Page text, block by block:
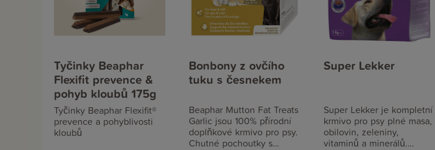
Tyčinky Beaphar
Flexifit prevence &
pohyb kloubů 175g
Tyčinky Beaphar Flexifit®
prevence a pohyblivosti
kloubů
Bonbony z ovčího
tuku s česnekem
Beaphar Mutton Fat Treats
Garlic jsou 100% přírodní
doplňkové krmivo pro psy.
Chutné pochoutky s
Super Lekker
Super Lekker je kompletní
krmivo pro psy plné masa,
obilovin, zeleniny,
vitaminů a minerálů.